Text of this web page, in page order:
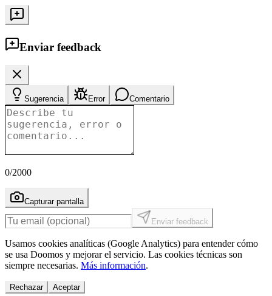
Enviar feedback
Sugerencia Error Comentario
0/2000
Capturar pantalla
Enviar feedback
Usamos cookies analíticas (Google Analytics) para entender cómo
se usa Doomos y mejorar el servicio. Las cookies técnicas son
siempre necesarias. Más información.
Rechazar Aceptar